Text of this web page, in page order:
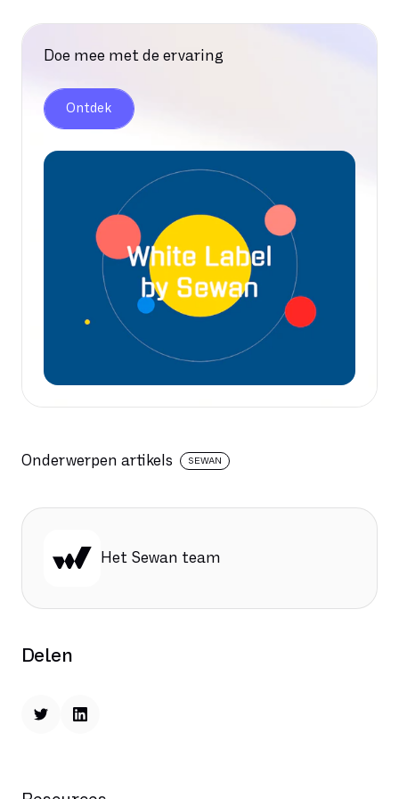
Doe mee met de ervaring
Ontdek
Onderwerpen artikels SEWAN
Het Sewan team
Delen